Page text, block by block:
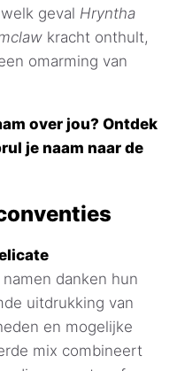
geval Hryntha
kracht onthult,
omarming van
over jou? Ontdek
je naam naar de
namen danken hun
uitdrukking van
en mogelijke
mix combineert